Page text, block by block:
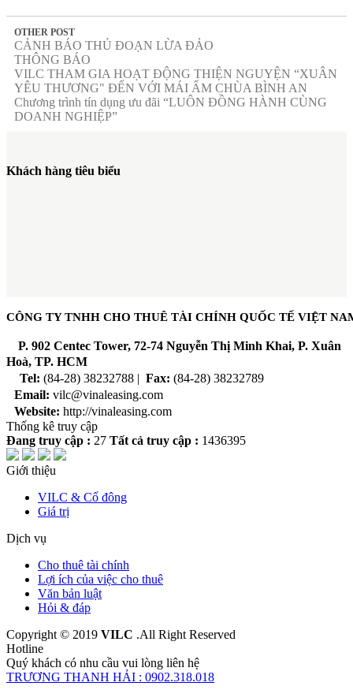
OTHER POST
CẢNH BÁO THỦ ĐOẠN LỪA ĐẢO
THÔNG BÁO
VILC THAM GIA HOẠT ĐỘNG THIỆN NGUYỆN “XUÂN
YÊU THƯƠNG" ĐẾN VỚI MÁI ẤM CHÙA BÌNH AN
Chương trình tín dụng ưu đãi “LUÔN ĐỒNG HÀNH CÙNG
DOANH NGHIỆP”
Khách hàng tiêu biểu
CÔNG TY TNHH CHO THUÊ TÀI CHÍNH QUỐC TẾ VIỆT
P. 902 Centec Tower, 72-74 Nguyễn Thị Minh Khai, P. Xuân
Hoà, TP. HCM
Tel: (84-28) 38232788 | Fax: (84-28) 38232789
Email: vilc@vinaleasing.com
Website: http://vinaleasing.com
Thống kê truy cập
Đang truy cập : 27 Tất cả truy cập : 1436395
Giới thiệu
VILC & Cổ đông
Giá trị
Dịch vụ
Cho thuê tài chính
Lợi ích của việc cho thuê
Văn bản luật
Hỏi & đáp
Copyright © 2019 VILC .All Right Reserved
Hotline
Quý khách có nhu cầu vui lòng liên hệ
TRƯƠNG THANH HẢI : 0902.318.018